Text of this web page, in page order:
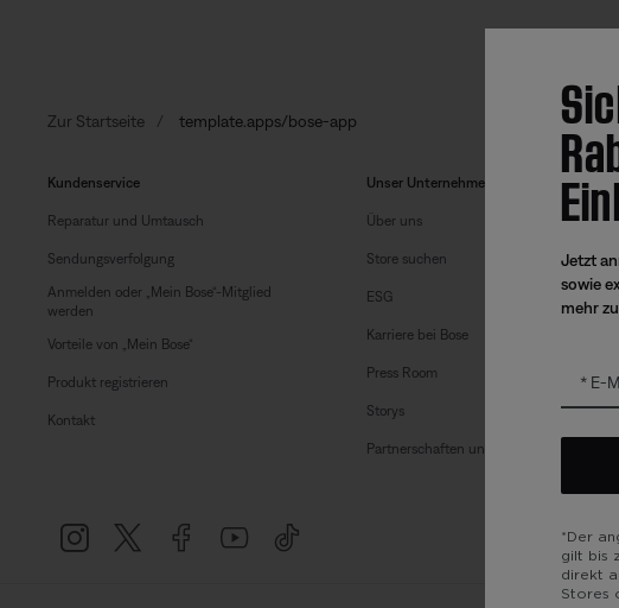
Zur Startseite template.apps/bose-app
Kundenservice
Reparatur und Umtausch
Sendungsverfolgung
Anmelden oder „Mein Bose“-Mitglied
werden
Vorteile von „Mein Bose“
Produkt registrieren
Kontakt
Unser Unternehmen
Über uns
Store suchen
ESG
Karriere bei Bose
Press Room
Storys
Partnerschaften und Lizenzierung
Jetzt
sowie
mehr
E-
*Der
gilt bis
direkt
Stores